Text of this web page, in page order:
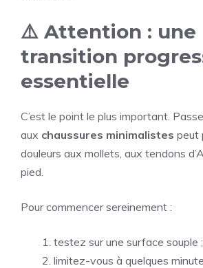
⚠️ Attention : une
transition
essentielle
C’est le point le plus important.
aux chaussures minimalistes peut
douleurs aux mollets, aux tendons
pied.
Pour commencer sereinement :
testez sur une surface souple ;
limitez-vous à quelques